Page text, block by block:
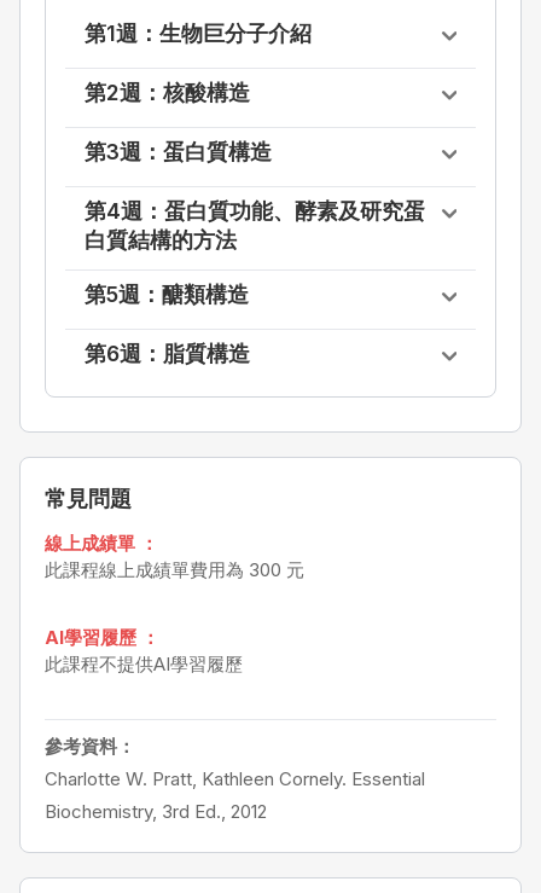
第1週：生物巨分子介紹
第2週：核酸構造
第3週：蛋白質構造
第4週：蛋白質功能、酵素及研究蛋
白質結構的方法
第5週：醣類構造
第6週：脂質構造
常見問題
線上成績單 ：
此課程線上成績單費用為 300 元
AI學習履歷 ：
此課程不提供AI學習履歷
參考資料：
Charlotte W. Pratt, Kathleen Cornely. Essential
Biochemistry, 3rd Ed., 2012